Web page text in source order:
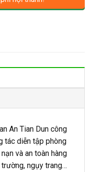
An Tian Dun công
tác diễn tập phòng
và an toàn hàng
ngụy trang…